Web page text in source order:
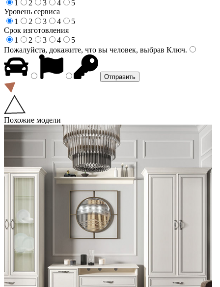
1
2 3 4
5
Уровень сервиса
1
2 3 4
5
Срок изготовления
1
2 3 4
5
Пожалуйста, докажите, что вы человек, выбрав Ключ.
Похожие модели